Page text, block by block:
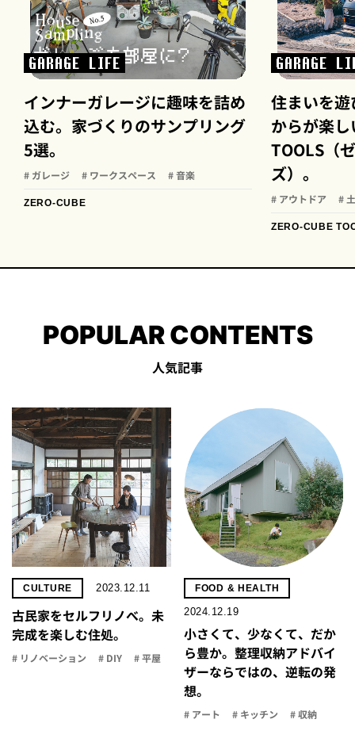
GARAGE LIFE
インナーガレージに趣味を詰め
込む。家づくりのサンプリング
5選。
# ガレージ # ワークスペース # 音楽
ZERO-CUBE
GARAGE
住まいを
からが楽
TOOLS（
ズ）。
# アウトドア #
ZERO-CUBE
POPULAR CONTENTS
人気記事
CULTURE 2023.12.11
古民家をセルフリノべ。未
完成を楽しむ住処。
# リノベーション # DIY # 平屋
FOOD & HEALTH
2024.12.19
小さくて、少なくて、だか
ら豊か。整理収納アドバイ
ザーならではの、逆転の発
想。
# アート # キッチン # 収納